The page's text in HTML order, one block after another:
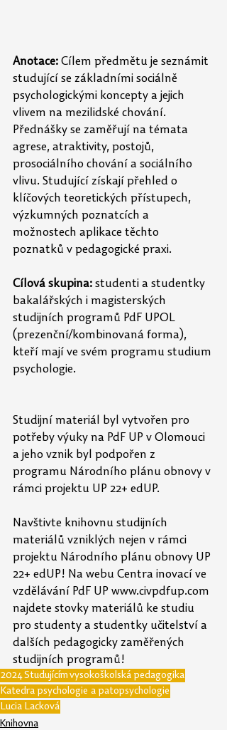
Anotace: Cílem předmětu je seznámit
studující se základními sociálně
psychologickými koncepty a jejich
vlivem na mezilidské chování.
Přednášky se zaměřují na témata
agrese, atraktivity, postojů,
prosociálního chování a sociálního
vlivu. Studující získají přehled o
klíčových teoretických přístupech,
výzkumných poznatcích a
možnostech aplikace těchto
poznatků v pedagogické praxi.
Cílová skupina: studenti a studentky
bakalářských i magisterských
studijních programů PdF UPOL
(prezenční/kombinovaná forma),
kteří mají ve svém programu studium
psychologie.
Studijní materiál byl vytvořen pro
potřeby výuky na PdF UP v Olomouci
a jeho vznik byl podpořen z
programu Národního plánu obnovy v
rámci projektu UP 22+ edUP.
Navštivte knihovnu studijních
materiálů vzniklých nejen v rámci
projektu Národního plánu obnovy UP
22+ edUP! Na webu Centra inovací ve
vzdělávání PdF UP www.civpdfup.com
najdete stovky materiálů ke studiu
pro studenty a studentky učitelství a
dalších pedagogicky zaměřených
studijních programů!
2024Studujícím vysokoškolská pedagogika
Katedra psychologie a patopsychologie
Lucia Lacková
Knihovna